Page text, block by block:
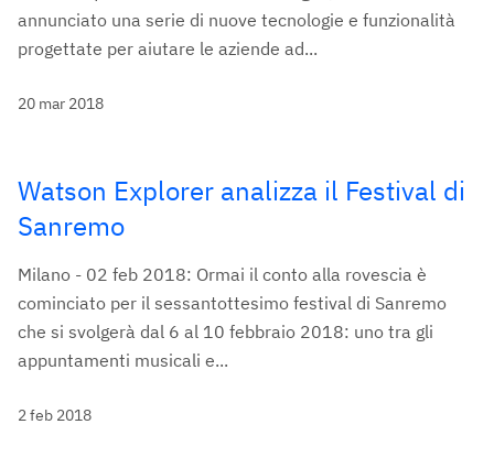
annunciato una serie di nuove tecnologie e funzionalità
progettate per aiutare le aziende ad...
20 mar 2018
Watson Explorer analizza il Festival di
Sanremo
Milano - 02 feb 2018: Ormai il conto alla rovescia è
cominciato per il sessantottesimo festival di Sanremo
che si svolgerà dal 6 al 10 febbraio 2018: uno tra gli
appuntamenti musicali e...
2 feb 2018